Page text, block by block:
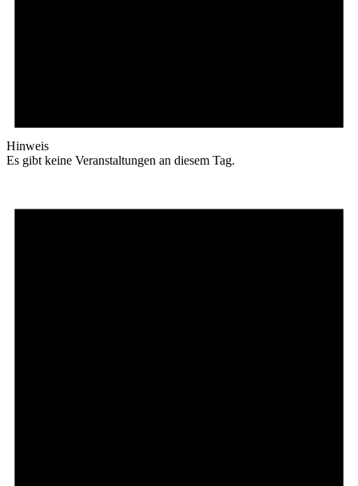
Hinweis
Es gibt keine Veranstaltungen an diesem Tag.